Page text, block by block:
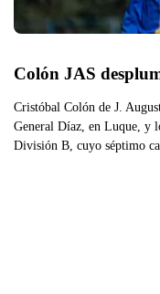
Colón JAS
Cristóbal Colón de J.
General Díaz, en Luque, y
División B, cuyo séptimo